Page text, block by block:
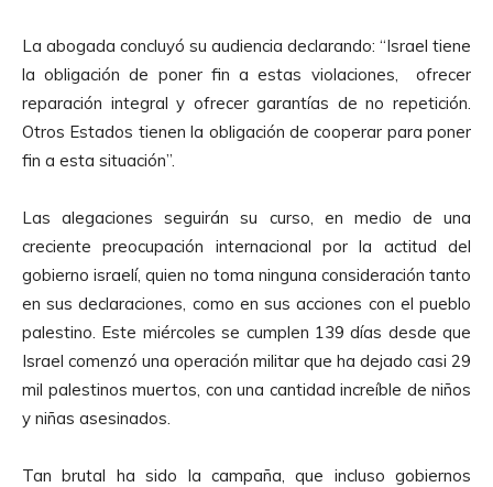
La abogada concluyó su audiencia declarando: “Israel tiene
la obligación de poner fin a estas violaciones, ofrecer
reparación integral y ofrecer garantías de no repetición.
Otros Estados tienen la obligación de cooperar para poner
fin a esta situación”.
Las alegaciones seguirán su curso, en medio de una
creciente preocupación internacional por la actitud del
gobierno israelí, quien no toma ninguna consideración tanto
en sus declaraciones, como en sus acciones con el pueblo
palestino. Este miércoles se cumplen 139 días desde que
Israel comenzó una operación militar que ha dejado casi 29
mil palestinos muertos, con una cantidad increíble de niños
y niñas asesinados.
Tan brutal ha sido la campaña, que incluso gobiernos